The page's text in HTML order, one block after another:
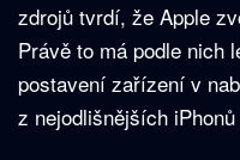
zdrojů tvrdí, že Apple
Právě to má podle nich
postavení zařízení v
z nejodlišnějších